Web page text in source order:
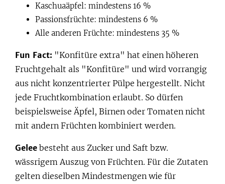
Kaschuaäpfel: mindestens 16 %
Passionsfrüchte: mindestens 6 %
Alle anderen Früchte: mindestens 35 %
Fun Fact: "Konfitüre extra" hat einen höheren
Fruchtgehalt als "Konfitüre" und wird vorrangig
aus nicht konzentrierter Pülpe hergestellt. Nicht
jede Fruchtkombination erlaubt. So dürfen
beispielsweise Äpfel, Birnen oder Tomaten nicht
mit andern Früchten kombiniert werden.
Gelee besteht aus Zucker und Saft bzw.
wässrigem Auszug von Früchten. Für die Zutaten
gelten dieselben Mindestmengen wie für